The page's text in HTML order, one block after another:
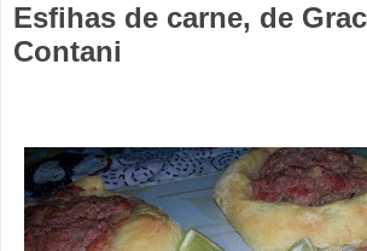
Esfihas de carne, de
Contani